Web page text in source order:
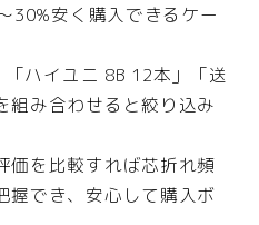
30%安く購入できるケー
ハイユニ 8B 12本」「送
組み合わせると絞り込み
価を比較すれば芯折れ頻
握でき、安心して購入ボ